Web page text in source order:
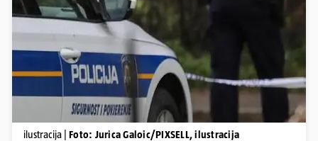
ilustracija | Foto: Jurica Galoic/PIXSELL, ilustracija